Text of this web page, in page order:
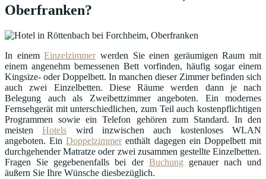
Oberfranken?
In einemEinzelzimmerwerden Sie einen geräumigen Raum mit
einem angenehm bemessenen Bett vorfinden, häufig sogar einem
Kingsize- oder Doppelbett. In manchen dieser Zimmer befinden sich
auch zwei Einzelbetten. Diese Räume werden dann je nach
Belegung auch als Zweibettzimmer angeboten. Ein modernes
Fernsehgerät mit unterschiedlichen, zum Teil auch kostenpflichtigen
Programmen sowie ein Telefon gehören zum Standard. In den
meistenHotels wird inzwischen auch kostenloses WLAN
angeboten. EinDoppelzimmerenthält dagegen ein Doppelbett mit
durchgehender Matratze oder zwei zusammen gestellte Einzelbetten.
Fragen Sie gegebenenfalls bei der Buchung genauer nach und
äußern Sie Ihre Wünsche diesbezüglich.